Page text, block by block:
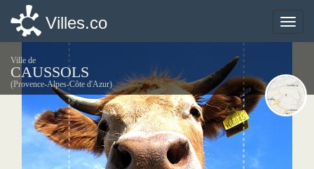
Toggle
Villes.co
Ville de
CAUSSOLS
(Provence-Alpes-Côte d'Azur)
Toggle
Villes.co